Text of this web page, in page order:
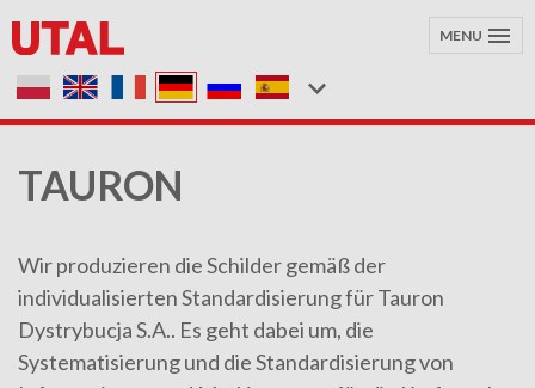
MENU
TAURON
Wir produzieren die Schilder gemäß der
individualisierten Standardisierung für Tauron
Dystrybucja S.A.. Es geht dabei um, die
Systematisierung und die Standardisierung von